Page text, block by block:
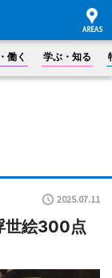
働く 学ぶ・知る
2025.07.11
世絵300点